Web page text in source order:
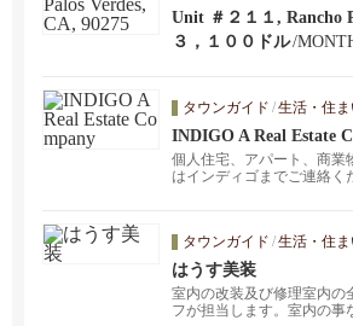
Unit ＃２１１, Rancho
90275
３，１００ドル/
タウンガイド /生活・住
INDIGO A Real Estate
個人住宅、アパート、商業
はインディゴまでご連絡く
タウンガイド /生活・住
はうす美装
室内の改装及び修理室内の
フが担当します。室内の事